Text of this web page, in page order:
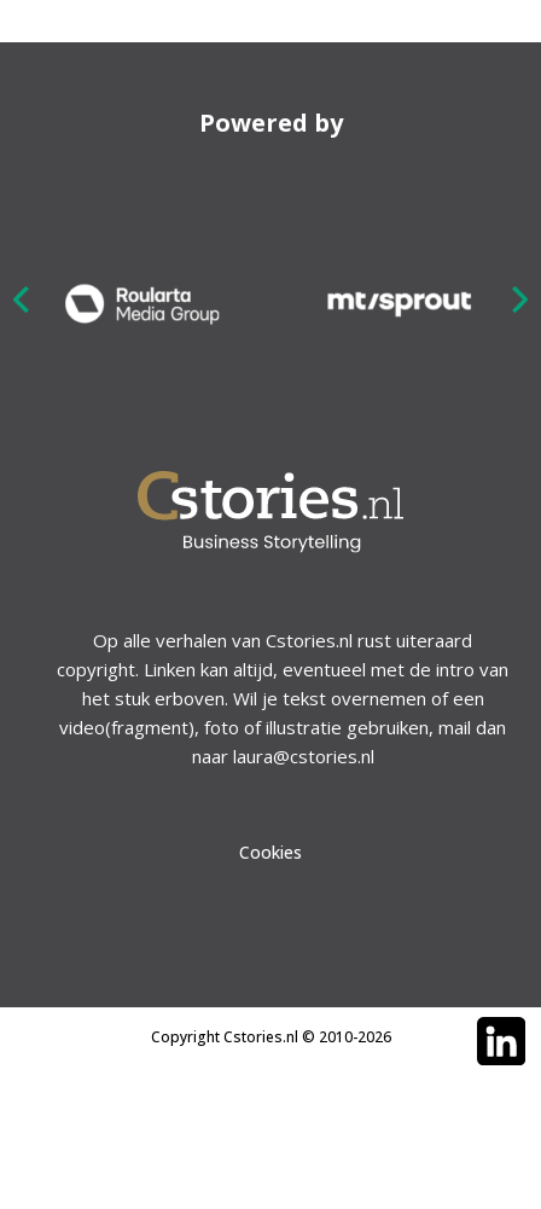
Powered by
Op alle verhalen van Cstories.nl rust uiteraard
copyright. Linken kan altijd, eventueel met de intro van
het stuk erboven. Wil je tekst overnemen of een
video(fragment), foto of illustratie gebruiken, mail dan
naar laura@cstories.nl
Cookies
Copyright Cstories.nl © 2010-2026